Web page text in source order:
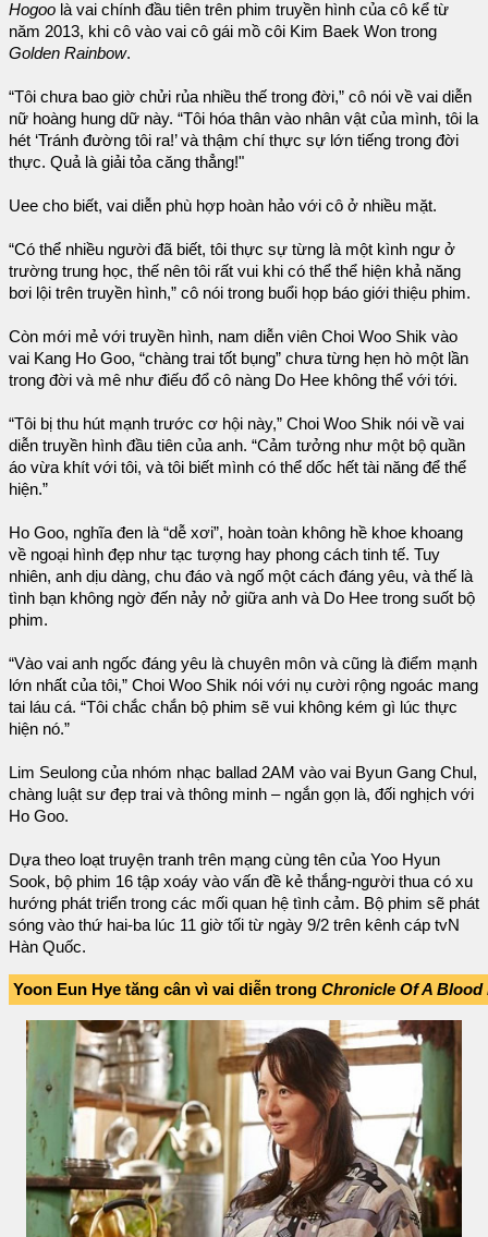
Hogoo là vai chính đầu tiên trên phim truyền hình của cô kể từ
năm 2013, khi cô vào vai cô gái mồ côi Kim Baek Won trong
Golden Rainbow.
“Tôi chưa bao giờ chửi rủa nhiều thế trong đời,” cô nói về vai diễn
nữ hoàng hung dữ này. “Tôi hóa thân vào nhân vật của mình, tôi la
hét ‘Tránh đường tôi ra!’ và thậm chí thực sự lớn tiếng trong đời
thực. Quả là giải tỏa căng thẳng!"
Uee cho biết, vai diễn phù hợp hoàn hảo với cô ở nhiều mặt.
“Có thể nhiều người đã biết, tôi thực sự từng là một kình ngư ở
trường trung học, thế nên tôi rất vui khi có thể thể hiện khả năng
bơi lội trên truyền hình,” cô nói trong buổi họp báo giới thiệu phim.
Còn mới mẻ với truyền hình, nam diễn viên Choi Woo Shik vào
vai Kang Ho Goo, “chàng trai tốt bụng” chưa từng hẹn hò một lần
trong đời và mê như điếu đổ cô nàng Do Hee không thể với tới.
“Tôi bị thu hút mạnh trước cơ hội này,” Choi Woo Shik nói về vai
diễn truyền hình đầu tiên của anh. “Cảm tưởng như một bộ quần
áo vừa khít với tôi, và tôi biết mình có thể dốc hết tài năng để thể
hiện.”
Ho Goo, nghĩa đen là “dễ xơi”, hoàn toàn không hề khoe khoang
về ngoại hình đẹp như tạc tượng hay phong cách tinh tế. Tuy
nhiên, anh dịu dàng, chu đáo và ngố một cách đáng yêu, và thế là
tình bạn không ngờ đến nảy nở giữa anh và Do Hee trong suốt bộ
phim.
“Vào vai anh ngốc đáng yêu là chuyên môn và cũng là điểm mạnh
lớn nhất của tôi,” Choi Woo Shik nói với nụ cười rộng ngoác mang
tai láu cá. “Tôi chắc chắn bộ phim sẽ vui không kém gì lúc thực
hiện nó.”
Lim Seulong của nhóm nhạc ballad 2AM vào vai Byun Gang Chul,
chàng luật sư đẹp trai và thông minh – ngắn gọn là, đối nghịch với
Ho Goo.
Dựa theo loạt truyện tranh trên mạng cùng tên của Yoo Hyun
Sook, bộ phim 16 tập xoáy vào vấn đề kẻ thắng-người thua có xu
hướng phát triển trong các mối quan hệ tình cảm. Bộ phim sẽ phát
sóng vào thứ hai-ba lúc 11 giờ tối từ ngày 9/2 trên kênh cáp tvN
Hàn Quốc.
Yoon Eun Hye tăng cân vì vai diễn trong Chronicle Of A Blood